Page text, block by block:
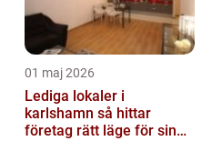
01 maj 2026
Lediga lokaler i
karlshamn så hittar
företag rätt läge för sin